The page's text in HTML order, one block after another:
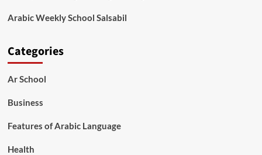
Arabic Weekly School Salsabil
Categories
Ar School
Business
Features of Arabic Language
Health